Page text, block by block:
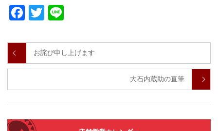
Facebook
Twitter
お詫び申し上げます
大石内蔵助の直筆